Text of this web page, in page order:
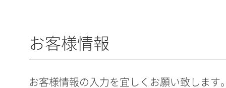
お客様情報
お客様情報の入力を宜しくお願い致します